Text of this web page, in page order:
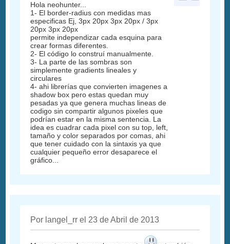
Hola neohunter...
1- El border-radius con medidas mas
especificas Ej, 3px 20px 3px 20px / 3px
20px 3px 20px
permite independizar cada esquina para
crear formas diferentes.
2- El código lo construí manualmente.
3- La parte de las sombras son
simplemente gradients lineales y
circulares
4- ahi librerías que convierten imagenes a
shadow box pero estas quedan muy
pesadas ya que genera muchas lineas de
codigo sin compartir algunos pixeles que
podrían estar en la misma sentencia. La
idea es cuadrar cada pixel con su top, left,
tamaño y color separados por comas, ahi
que tener cuidado con la sintaxis ya que
cualquier pequeño error desaparece el
gráfico...
Por langel_rr el 23 de Abril de 2013